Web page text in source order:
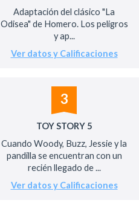
Adaptación del clásico "La
Odisea" de Homero. Los peligros
y ap...
Ver datos y Calificaciones
3
TOY STORY 5
Cuando Woody, Buzz, Jessie y la
pandilla se encuentran con un
recién llegado de ...
Ver datos y Calificaciones